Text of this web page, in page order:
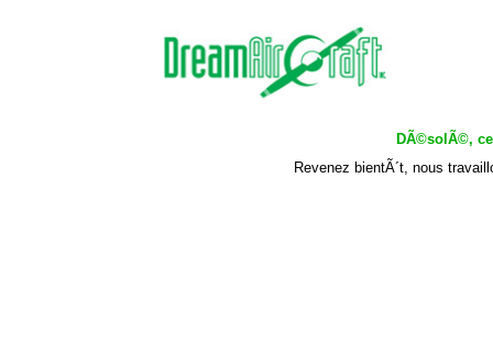
DÃ©solÃ©,
Revenez bientÃ´t, nous